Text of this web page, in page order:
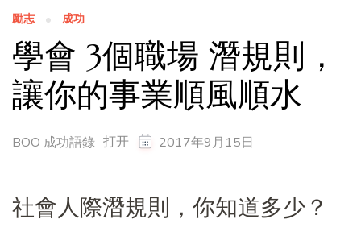
勵志 成功
學會 3個職場 潛規則，
讓你的事業順風順水
BOO 成功語錄 打开 2017年9月15日
社會人際潛規則，你知道多少？